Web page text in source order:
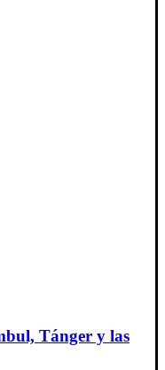
Tánger y las